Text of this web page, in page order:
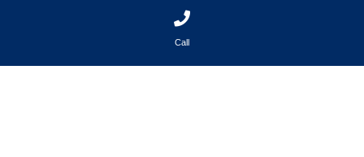
09127576635
Call